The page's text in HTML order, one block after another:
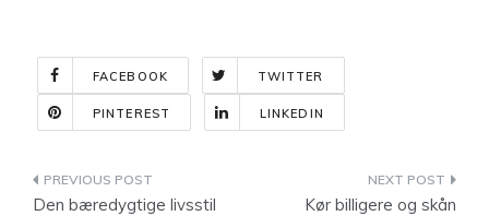
FACEBOOK TWITTER
PINTEREST LINKEDIN
Indlægsnavigation
Den bæredygtige livsstil
Kør billigere og skån